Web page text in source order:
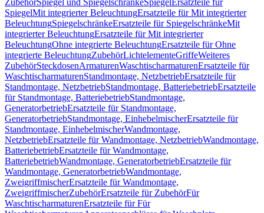
ZubehörSpiegel und SpiegelschränkeSpiegel Ersatzteile für
SpiegelMit integrierter BeleuchtungErsatzteile für Mit integrierter
BeleuchtungSpiegelschränkeErsatzteile für SpiegelschränkeMit
integrierter BeleuchtungErsatzteile für Mit integrierter
BeleuchtungOhne integrierte BeleuchtungErsatzteile für Ohne
integrierte BeleuchtungZubehörLichtelementeGriffeWeiteres
ZubehörSteckdosenArmaturenWaschtischarmaturenErsatzteile für
WaschtischarmaturenStandmontage, NetzbetriebErsatzteile für
Standmontage, NetzbetriebStandmontage, BatteriebetriebErsatzteile
für Standmontage, BatteriebetriebStandmontage,
GeneratorbetriebErsatzteile für Standmontage,
GeneratorbetriebStandmontage, EinhebelmischerErsatzteile für
Standmontage, EinhebelmischerWandmontage,
NetzbetriebErsatzteile für Wandmontage, NetzbetriebWandmontage,
BatteriebetriebErsatzteile für Wandmontage,
BatteriebetriebWandmontage, GeneratorbetriebErsatzteile für
Wandmontage, GeneratorbetriebWandmontage,
ZweigriffmischerErsatzteile für Wandmontage,
ZweigriffmischerZubehörErsatzteile für ZubehörFür
WaschtischarmaturenErsatzteile für Für